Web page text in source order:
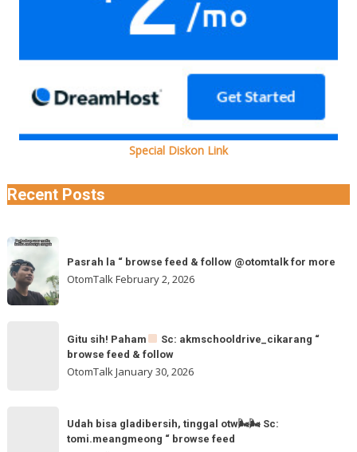
Special Diskon Link
Recent Posts
Pasrah
la
browse
@otomtalk
Pasrah la “ browse feed & follow @otomtalk for more
OtomTalkFebruary 2, 2026
akmschooldrive_cikarang
Gitu sih! Paham
Sc: akmschooldrive_cikarang “
browse feed & follow
OtomTalkJanuary 30, 2026
Udah bisa gladibersih, tinggal otw🌬🌬 Sc:
tomi.meangmeong “ browse feed